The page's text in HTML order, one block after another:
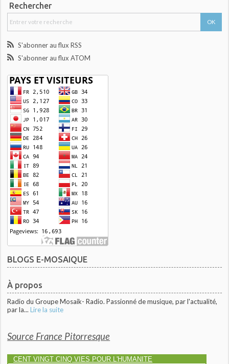
Rechercher
S'abonner au flux RSS
S'abonner au flux ATOM
BLOGS E-MOSAIQUE
À propos
Radio du Groupe Mosaik- Radio. Passionné de musique, par l'actualité,
par la... Lire la suite
Source France Pitorresque
CENT VINGT CINQ VIES POUR L'HUMANITE